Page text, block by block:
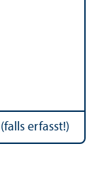
(falls erfasst!)